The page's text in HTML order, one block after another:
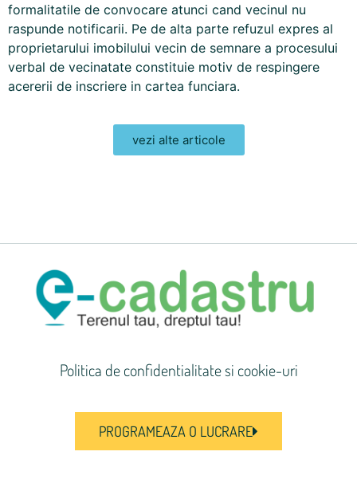
formalitatile de convocare atunci cand vecinul nu
raspunde notificarii. Pe de alta parte refuzul expres al
proprietarului imobilului vecin de semnare a procesului
verbal de vecinatate constituie motiv de respingere
acererii de inscriere in cartea funciara.
vezi alte articole
Politica de confidentialitate si cookie-uri
PROGRAMEAZA O LUCRARE